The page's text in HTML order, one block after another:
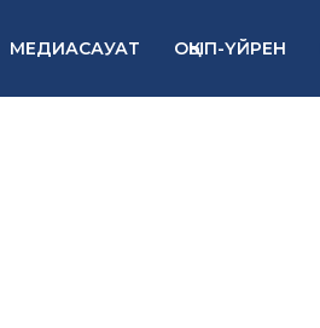
МЕДИАСАУАТ ОҚЫП-ҮЙРЕН